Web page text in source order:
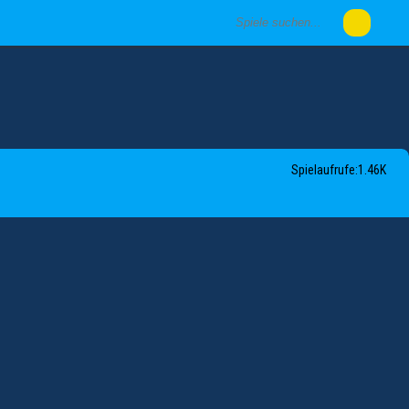
Spielaufrufe:1.46K